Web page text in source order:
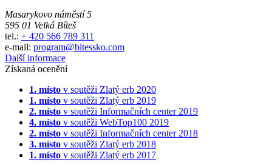
Masarykovo náměstí 5
595 01 Velká Bíteš
tel.: + 420 566 789 311
e-mail: program@bitessko.com
Další informace
Získaná ocenění
1. místo v soutěži Zlatý erb 2020
1. místo v soutěži Zlatý erb 2019
2. místo v soutěži Informačních center 2019
4. místo v soutěži WebTop100 2019
2. místo v soutěži Informačních center 2018
3. místo v soutěži Zlatý erb 2018
1. místo v soutěži Zlatý erb 2017